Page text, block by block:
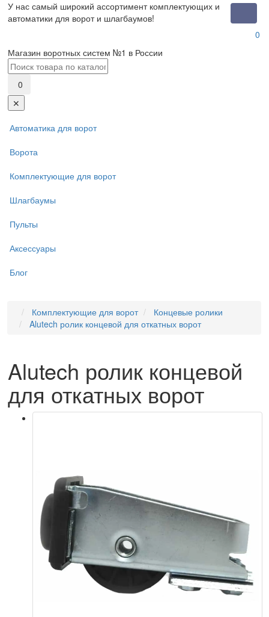
У нас самый широкий ассортимент комплектующих и
автоматики для ворот и шлагбаумов!
0
Магазин воротных систем №1 в России
0
✕
Автоматика для ворот
Ворота
Комплектующие для ворот
Шлагбаумы
Пульты
Аксессуары
Блог
Комплектующие для ворот
Концевые ролики
Alutech ролик концевой для откатных ворот
Alutech ролик концевой
для откатных ворот